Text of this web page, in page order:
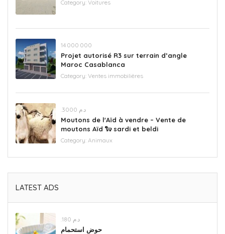
Category: Voitures
14 000 000
Projet autorisé R3 sur terrain d’angle
Maroc Casablanca
Category: Ventes immobilières
.د.م 3000
Moutons de l'Aïd à vendre – Vente de
moutons Aïd 🐑 sardi et beldi
Category: Animaux
LATEST ADS
.د.م 180
حوض استحمام